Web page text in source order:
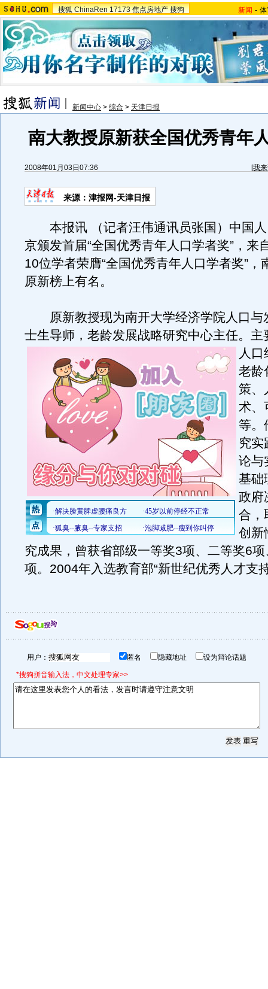
搜狐 ChinaRen 17173 焦点房地产 搜狗 新闻 -
新闻中心 > 综合 > 天津日报
南大教授原新获全国优秀青年
2008年01月03日07:36 [我
来源：津报网-天津日报
本报讯 （记者汪伟通讯员张国）中国人
京颁发首届“全国优秀青年人口学者奖”，来
10位学者荣膺“全国优秀青年人口学者奖”，
原新榜上有名。
原新教授现为南开大学经济学院人口与
士生导师，老龄发展战略研究中心主任。 主
人
老龄
策、
术、
等。
究实
论与
基础
政府
合，
创新
究成果，曾获省部级一等奖3项、二等奖6
项。2004年入选教育部“新世纪优秀人才支
用户： 匿名 隐藏地址 设为辩论话题
*搜狗拼音输入法，中文处理专家>>